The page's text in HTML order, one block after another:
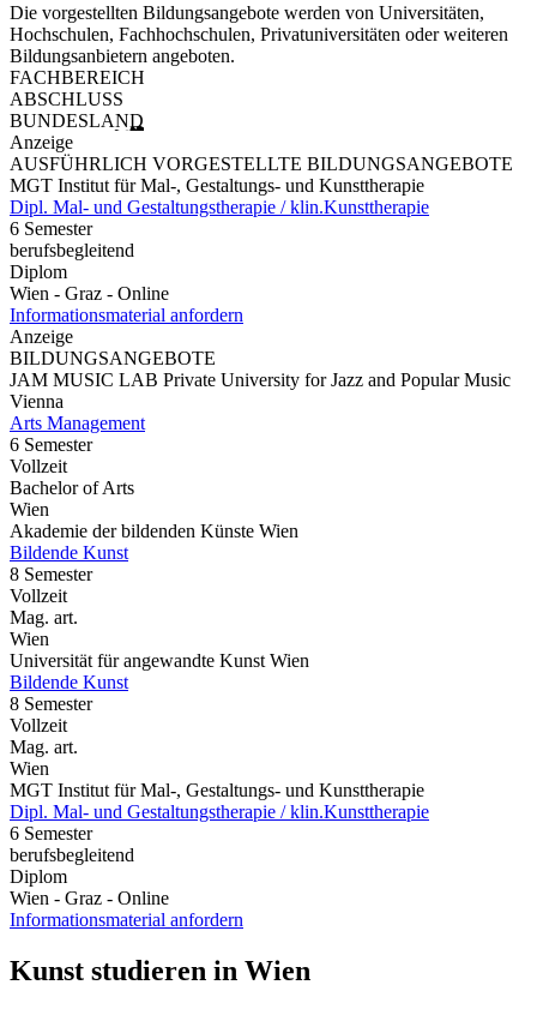
Die vorgestellten Bildungsangebote werden von Universitäten,
Hochschulen, Fachhochschulen, Privatuniversitäten oder weiteren
Bildungsanbietern angeboten.
FACHBEREICH
ABSCHLUSS
BUNDESLAND
Anzeige
AUSFÜHRLICH VORGESTELLTE BILDUNGSANGEBOTE
MGT Institut für Mal-, Gestaltungs- und Kunsttherapie
Dipl. Mal- und Gestaltungstherapie / klin.Kunsttherapie
6 Semester
berufsbegleitend
Diplom
Wien - Graz - Online
Informationsmaterial anfordern
Anzeige
BILDUNGSANGEBOTE
JAM MUSIC LAB Private University for Jazz and Popular Music
Vienna
Arts Management
6 Semester
Vollzeit
Bachelor of Arts
Wien
Akademie der bildenden Künste Wien
Bildende Kunst
8 Semester
Vollzeit
Mag. art.
Wien
Universität für angewandte Kunst Wien
Bildende Kunst
8 Semester
Vollzeit
Mag. art.
Wien
MGT Institut für Mal-, Gestaltungs- und Kunsttherapie
Dipl. Mal- und Gestaltungstherapie / klin.Kunsttherapie
6 Semester
berufsbegleitend
Diplom
Wien - Graz - Online
Informationsmaterial anfordern
Kunst studieren in Wien